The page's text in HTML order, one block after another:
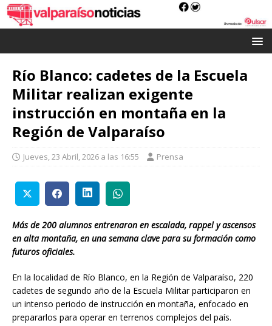
Río Blanco: cadetes de la Escuela
Militar realizan exigente
instrucción en montaña en la
Región de Valparaíso
Jueves, 23 Abril, 2026 a las 16:55 Prensa
Más de 200 alumnos entrenaron en escalada, rappel y ascensos
en alta montaña, en una semana clave para su formación como
futuros oficiales.
En la localidad de Río Blanco, en la Región de Valparaíso, 220
cadetes de segundo año de la Escuela Militar participaron en
un intenso periodo de instrucción en montaña, enfocado en
prepararlos para operar en terrenos complejos del país.